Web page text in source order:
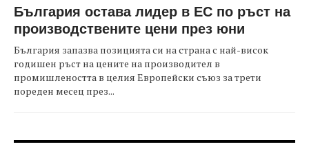
България остава лидер в ЕС по ръст на
производствените цени през юни
България запазва позицията си на страна с най-висок
годишен ръст на цените на производител в
промишлеността в целия Европейски съюз за трети
пореден месец през...